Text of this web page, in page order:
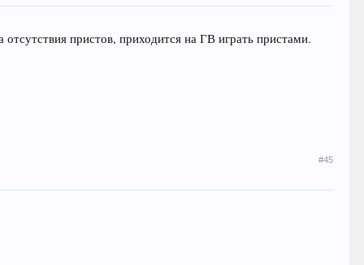
пристов, приходится на ГВ играть пристами.
#45